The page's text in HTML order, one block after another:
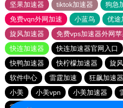
坚果加速器
tiktok加速器
狗急
免费vqn外网加速
小蓝鸟 优途
旋风加速器
免费vps加速器外网
快连加速器
快连加速器官网入口
快鸭加速器
快柠檬加速器 旋
软件中心
雷霆加速 狂飙加速器
小美
小美vpn 小美加速器